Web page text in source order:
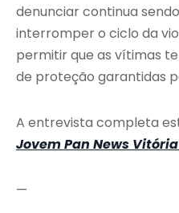
denunciar continua
interromper o ciclo da
permitir que as vítimas
de proteção garantidas
A entrevista completa
Jovem Pan News Vitória
—